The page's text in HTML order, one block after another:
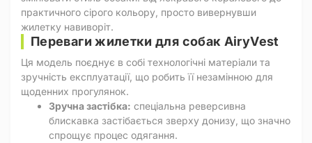
практичного сірого кольору, просто вивернувши
жилетку навиворіт.
Переваги жилетки для собак AiryVest
Ця модель поєднує в собі технологічні матеріали та
зручність експлуатації, що робить її незамінною для
щоденних прогулянок.
Зручна застібка: спеціальна реверсивна
блискавка застібається зверху донизу, що значно
спрощує процес одягання.